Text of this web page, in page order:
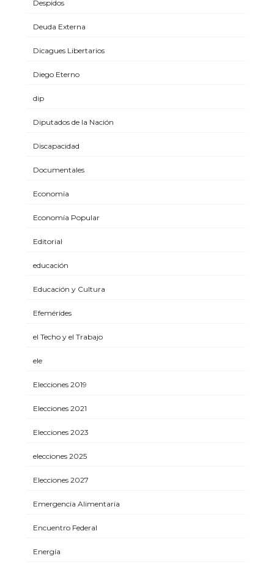
Despidos
Deuda Externa
Dicagues Libertarios
Diego Eterno
dip
Diputados de la Nación
Discapacidad
Documentales
Economía
Economía Popular
Editorial
educación
Educación y Cultura
Efemérides
el Techo y el Trabajo
ele
Elecciones 2019
Elecciones 2021
Elecciones 2023
elecciones 2025
Elecciones 2027
Emergencia Alimentaria
Encuentro Federal
Energía